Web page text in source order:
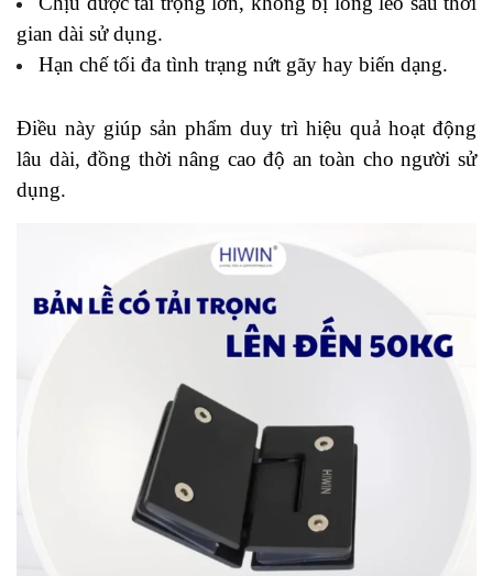
gian dài sử dụng.
Hạn chế tối đa tình trạng nứt gãy hay biến dạng.
Điều này giúp sản phẩm duy trì hiệu quả hoạt động
lâu dài, đồng thời nâng cao độ an toàn cho người sử
dụng.